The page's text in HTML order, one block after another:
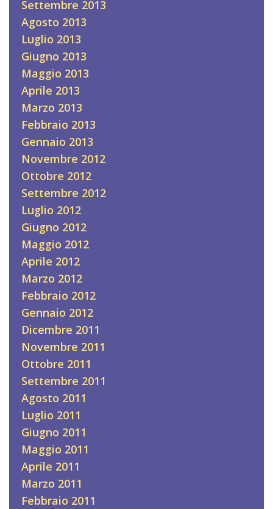
Settembre 2013
Agosto 2013
Luglio 2013
Giugno 2013
Maggio 2013
Aprile 2013
Marzo 2013
Febbraio 2013
Gennaio 2013
Novembre 2012
Ottobre 2012
Settembre 2012
Luglio 2012
Giugno 2012
Maggio 2012
Aprile 2012
Marzo 2012
Febbraio 2012
Gennaio 2012
Dicembre 2011
Novembre 2011
Ottobre 2011
Settembre 2011
Agosto 2011
Luglio 2011
Giugno 2011
Maggio 2011
Aprile 2011
Marzo 2011
Febbraio 2011